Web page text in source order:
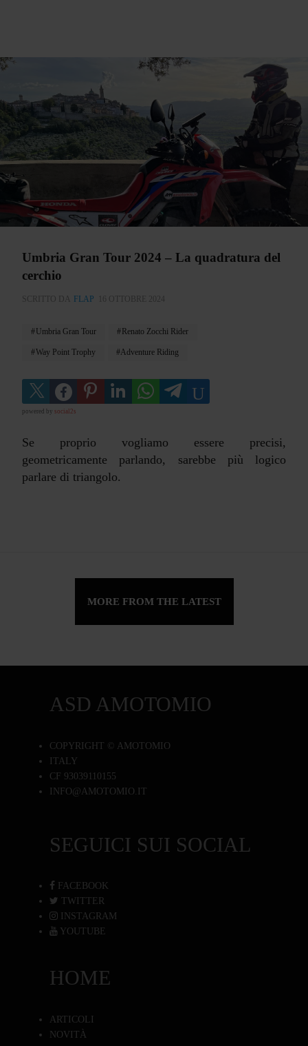
Umbria Gran Tour 2024 – La quadratura del
cerchio
SCRITTO DA FLAP 16 OTTOBRE 2024
Umbria Gran Tour Renato Zocchi Rider
Way Point Trophy Adventure Riding
powered by social2s
Se proprio vogliamo essere precisi,
geometricamente parlando, sarebbe più logico
parlare di triangolo.
MORE FROM THE LATEST
ASD AMOTOMIO
COPYRIGHT © AMOTOMIO
ITALY
CF 93039110155
INFO@AMOTOMIO.IT
SEGUICI SUI SOCIAL
FACEBOOK
TWITTER
INSTAGRAM
YOUTUBE
HOME
ARTICOLI
NOVITÀ